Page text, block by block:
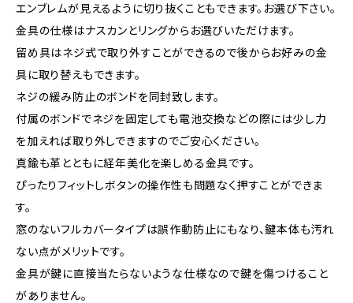
エンブレムが見えるように切り抜くこともできます。お選び下さい。
金具の仕様はナスカンとリングからお選びいただけます。
留め具はネジ式で取り外すことができるので後からお好みの金
具に取り替えもできます。
ネジの緩み防止のボンドを同封致します。
付属のボンドでネジを固定しても電池交換などの際には少し力
を加えれば取り外しできますのでご安心ください。
真鍮も革とともに経年美化を楽しめる金具です。
ぴったりフィットしボタンの操作性も問題なく押すことができま
す。
窓のないフルカバータイプは誤作動防止にもなり、鍵本体も汚れ
ない点がメリットです。
金具が鍵に直接当たらないような仕様なので鍵を傷つけること
がありません。